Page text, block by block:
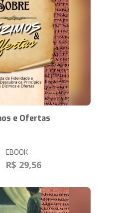
e Ofertas
EBOOK
R$ 29,56